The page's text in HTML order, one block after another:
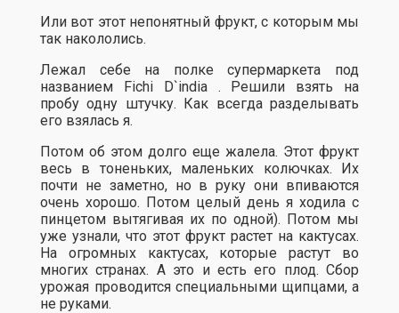
Или вот этот непонятный фрукт, с которым мы
так накололись.
Лежал себе на полке супермаркета под
названием Fichi D`india . Решили взять на
пробу одну штучку. Как всегда разделывать
его взялась я.
Потом об этом долго еще жалела. Этот фрукт
весь в тоненьких, маленьких колючках. Их
почти не заметно, но в руку они впиваются
очень хорошо. Потом целый день я ходила с
пинцетом вытягивая их по одной). Потом мы
уже узнали, что этот фрукт растет на кактусах.
На огромных кактусах, которые растут во
многих странах. А это и есть его плод. Сбор
урожая проводится специальными щипцами, а
не руками.